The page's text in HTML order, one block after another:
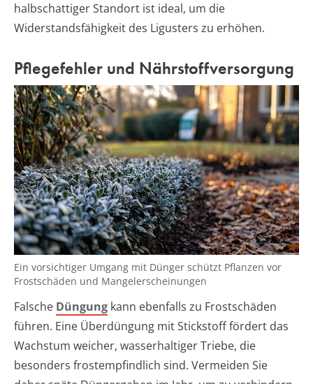
halbschattiger Standort ist ideal, um die
Widerstandsfähigkeit des Ligusters zu erhöhen.
Pflegefehler und Nährstoffversorgung
Ein vorsichtiger Umgang mit Dünger schützt Pflanzen vor
Frostschäden und Mangelerscheinungen
Falsche Düngung kann ebenfalls zu Frostschäden
führen. Eine Überdüngung mit Stickstoff fördert das
Wachstum weicher, wasserhaltiger Triebe, die
besonders frostempfindlich sind. Vermeiden Sie